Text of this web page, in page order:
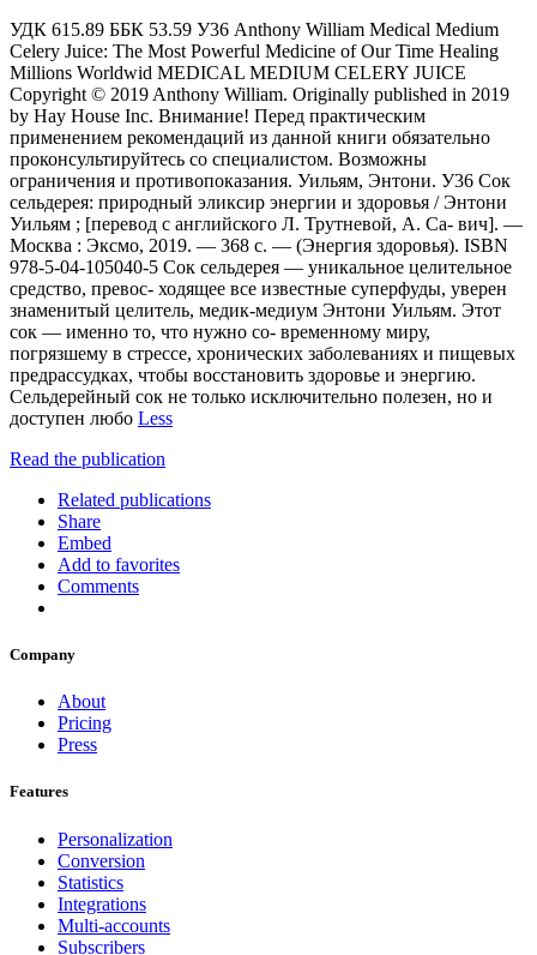
УДК 615.89 ББК 53.59 У36 Anthony William Medical Medium
Celery Juice: The Most Powerful Medicine of Our Time Healing
Millions Worldwid MEDICAL MEDIUM CELERY JUICE
Copyright © 2019 Anthony William. Originally published in 2019
by Hay House Inc. Внимание! Перед практическим
применением рекомендаций из данной книги обязательно
проконсультируйтесь со специалистом. Возможны
ограничения и противопоказания. Уильям, Энтони. У36 Сок
сельдерея: природный эликсир энергии и здоровья / Энтони
Уильям ; [перевод с английского Л. Трутневой, А. Са- вич]. —
Москва : Эксмо, 2019. — 368 с. — (Энергия здоровья). ISBN
978-5-04-105040-5 Сок сельдерея — уникальное целительное
средство, превос- ходящее все известные суперфуды, уверен
знаменитый целитель, медик-медиум Энтони Уильям. Этот
сок — именно то, что нужно со- временному миру,
погрязшему в стрессе, хронических заболеваниях и пищевых
предрассудках, чтобы восстановить здоровье и энергию.
Сельдерейный сок не только исключительно полезен, но и
доступен любо Less
Read the publication
Related publications
Share
Embed
Add to favorites
Comments
Company
About
Pricing
Press
Features
Personalization
Conversion
Statistics
Integrations
Multi-accounts
Subscribers